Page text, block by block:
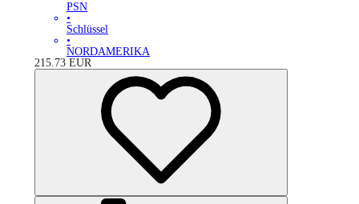
PSN
•
Schlüssel
•
NORDAMERIKA
215.73 EUR